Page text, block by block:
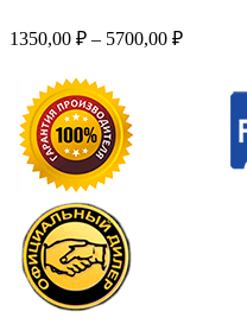
1350,00 ₽ – 5700,00 ₽